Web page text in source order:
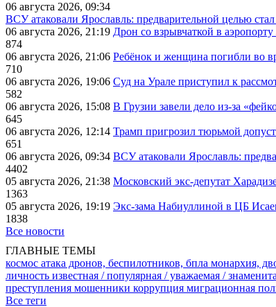
06 августа 2026, 09:34
ВСУ атаковали Ярославль: предварительной целью
06 августа 2026, 21:19 Дрон со взрывчаткой в
874
06 августа 2026, 21:06 Ребёнок и женщина погибли во
710
06 августа 2026, 19:06 Суд на Урале приступил к
582
06 августа 2026, 15:08 В Грузии завели дело из-за
645
06 августа 2026, 12:14 Трамп пригрозил тюрьмой
651
06 августа 2026, 09:34 ВСУ атаковали Ярославль:
4402
05 августа 2026, 21:38 Московский экс-депутат
1363
05 августа 2026, 19:19 Экс-зама Набиуллиной в ЦБ
1838
Все новости
ГЛАВНЫЕ ТЕМЫ
космос атака дронов, беспилотников, бпла монархия,
личность известная / популярная / уважаемая /
преступления мошенники коррупция миграционная
Все теги